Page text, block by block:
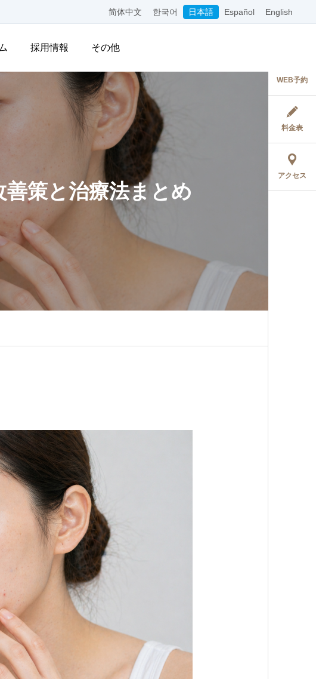
简体中文 한국어 日本語 Español English
採用情報 その他
WEB予約
料金表
アクセス
策と治療法まとめ